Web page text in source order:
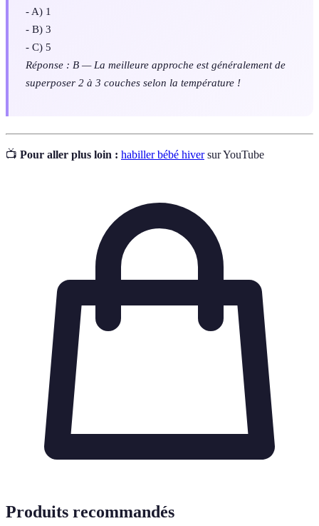
- A) 1
- B) 3
- C) 5
Réponse : B — La meilleure approche est généralement de
superposer 2 à 3 couches selon la température !
📺 Pour aller plus loin : habiller bébé hiversur YouTube
Produits recommandés